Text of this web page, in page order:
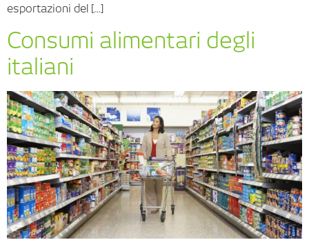
esportazioni del […]
Consumi alimentari degli
italiani